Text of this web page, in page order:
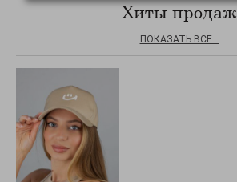
Хиты продаж
ПОКАЗАТЬ ВСЕ...